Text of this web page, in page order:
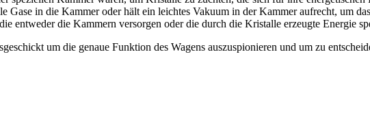
Gase in die Kammer oder hält ein leichtes Vakuum in der Kammer aufrecht, um
entweder die Kammern versorgen oder die durch die Kristalle erzeugte Energie
um die genaue Funktion des Wagens auszuspionieren und um zu